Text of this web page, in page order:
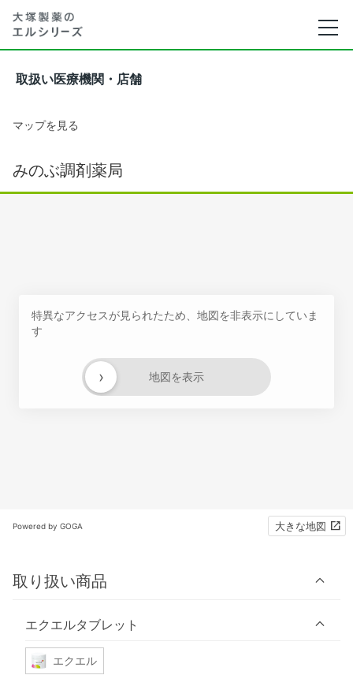
取扱い医療機関・店舗
マップを見る
みのぶ調剤薬局
特異なアクセスが見られたため、地図を非表示にしていま
す
地図を表示
›
Powered by GOGA 大きな地図
取り扱い商品
エクエルタブレット
エクエル